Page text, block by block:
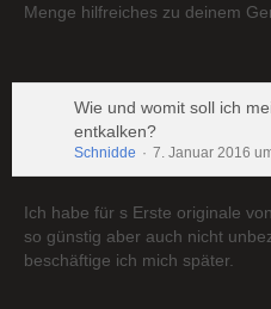
Menge hilfreiches zu deinem
Wie und womit soll ich
entkalken?
Schnidde 7. Januar 2016
Ich habe für s Erste originale
so günstig aber auch nicht
beschäftige ich mich später.